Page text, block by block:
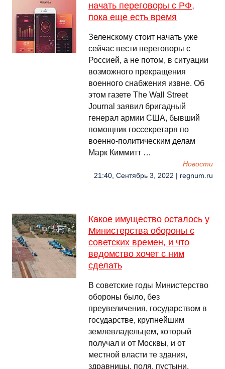
начать переговоры с РФ,
пока еще есть время
Зеленскому стоит начать уже
сейчас вести переговоры с
Россией, а не потом, в ситуации
возможного прекращения
военного снабжения извне. Об
этом газете The Wall Street
Journal заявил бригадный
генерал армии США, бывший
помощник госсекретаря по
военно-политическим делам
Марк Киммитт …
Новости
21:40, Сентябрь 3, 2022 | regnum.ru
Какое имущество осталось у
Министерства обороны с
советских времен, и что
ведомство хочет с ним
сделать
В советские годы Министерство
обороны было, без
преувеличения, государством в
государстве, крупнейшим
землевладельцем, который
получал и от Москвы, и от
местной власти те здания,
здравницы, поля, пустыни,